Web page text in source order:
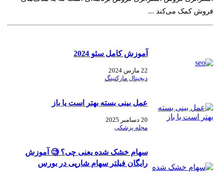
فروش کمک می‌کند ...
آموزش کامل سئو 2024
22 مارس 2024
دیجیتال مارکتینگ
عمل بینی بسته بهتر است یا باز
20 دسامبر 2025
مجله پزشکی
سهام خشک شده یعنی چی؟ 🧐 آموزش
رایگان فیلتر سهام شارپی در بورس